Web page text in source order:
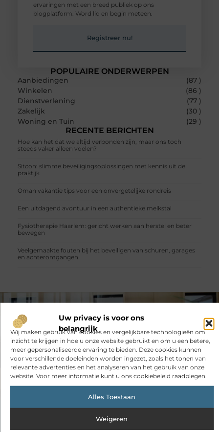
Uw privacy is voor ons
belangrijk
Wij maken gebruik van cookies en vergelijkbare technologieën om
inzicht te krijgen in hoe u onze website gebruikt en om u een betere,
meer gepersonaliseerde ervaring te bieden. Deze cookies kunnen
voor verschillende doeleinden worden ingezet, zoals het tonen van
relevante advertenties en het analyseren van het gebruik van onze
website. Voor meer informatie kunt u ons cookiebeleid raadplegen.
Alles Toestaan
Weigeren
POPULAIRE ONDERWERPEN
Aanbiedingen
(87 )
Winkelen
(86 )
Dienstverlening
(77 )
Zakelijk
(30 )
Woning en Tuin
(29 )
RECENTE BERICHTEN
Hoe kan het dat we altijd verbonden zijn, maar ons toch
steeds vaker alleen voelen?
Sitcon: slimme beveiligingsoplossingen met kennis uit de
praktijk
Oman vakantie tips voor een onvergetelijke rondreis
Een uitdagend avontuur in een authentieke melkstal
Fysiotherapie Haarlem: gericht werken aan herstel en beter
bewegen
Veelgemaakte fouten bij het beveiligen van schuren, garages
en achteromgangen
ervaringen met een breed publiek op ons
blogplatform. Word lid en begin meteen.
Registreer nu!
Had je deze artikelen al bekeken?
VORIGE